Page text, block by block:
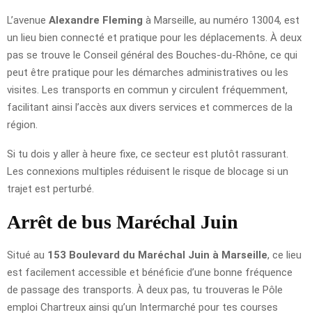
L’avenue Alexandre Fleming à Marseille, au numéro 13004, est
un lieu bien connecté et pratique pour les déplacements. À deux
pas se trouve le Conseil général des Bouches-du-Rhône, ce qui
peut être pratique pour les démarches administratives ou les
visites. Les transports en commun y circulent fréquemment,
facilitant ainsi l’accès aux divers services et commerces de la
région.
Si tu dois y aller à heure fixe, ce secteur est plutôt rassurant.
Les connexions multiples réduisent le risque de blocage si un
trajet est perturbé.
Arrêt de bus Maréchal Juin
Situé au 153 Boulevard du Maréchal Juin à Marseille, ce lieu
est facilement accessible et bénéficie d’une bonne fréquence
de passage des transports. À deux pas, tu trouveras le Pôle
emploi Chartreux ainsi qu’un Intermarché pour tes courses